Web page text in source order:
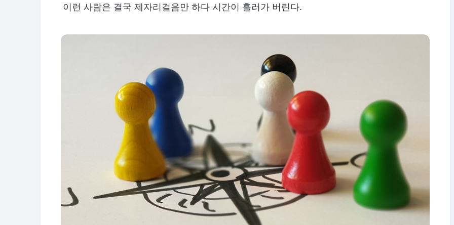
이런 사람은 결국 제자리걸음만 하다 시간이 흘러가 버린다.